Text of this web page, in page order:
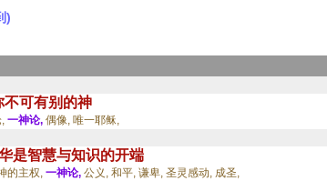
)
不可有别的神
一神论, 偶像, 唯一耶稣,
是智慧与知识的开端
的主权, 一神论, 公义, 和平, 谦卑, 圣灵感动, 成圣,